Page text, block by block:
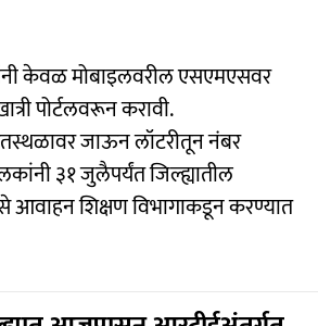
केवळ मोबाइलवरील एसएमएसवर
पोर्टलवरून करावी.
जाऊन लॉटरीतून नंबर
३१ जुलैपर्यंत जिल्ह्यातील
आवाहन शिक्षण विभागाकडून करण्यात